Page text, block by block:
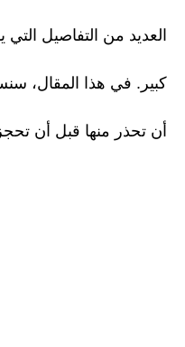
العديد من التفاصيل
كبير. في هذا المقال،
أن تحذر منها قبل أن